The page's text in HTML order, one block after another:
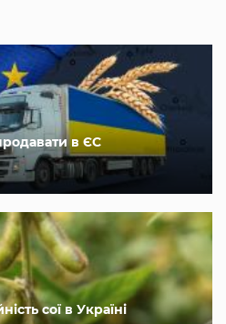
в ЄС
сої в Україні